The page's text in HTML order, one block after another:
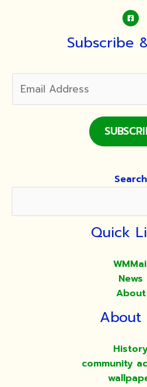
Subscribe
Search
Quick
News
About
About
community